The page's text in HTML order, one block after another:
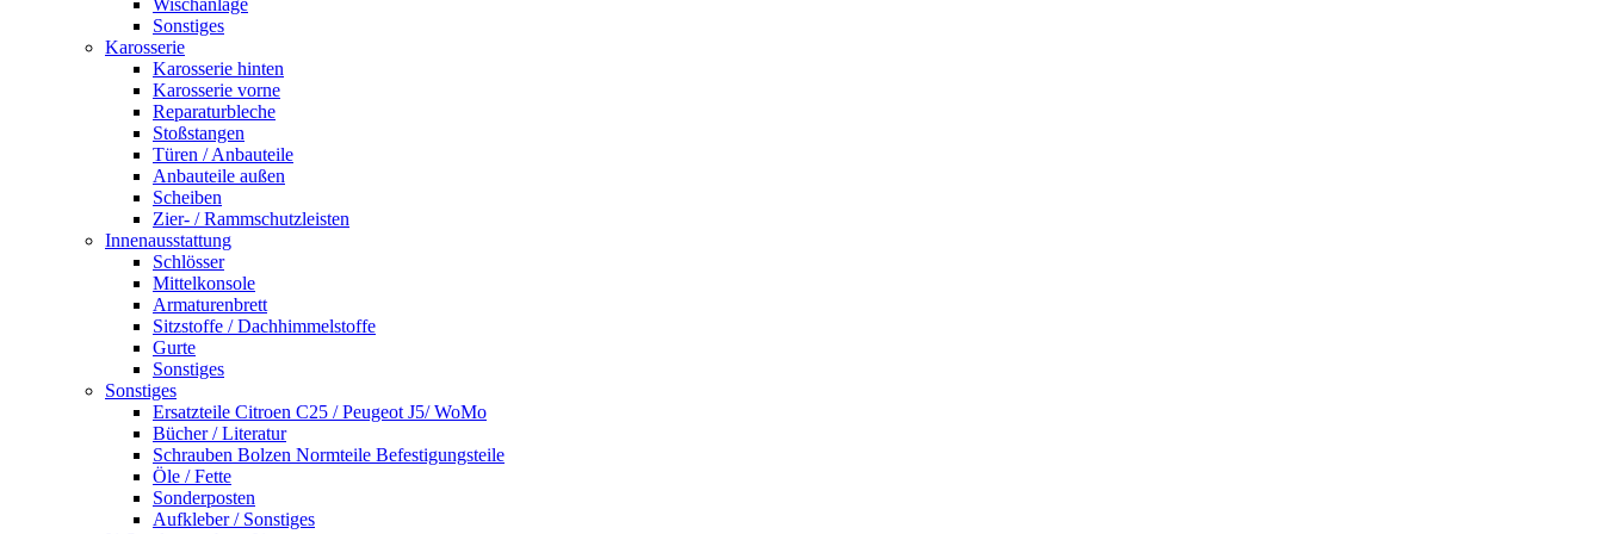
Sonstiges
Karosserie
Karosserie hinten
Karosserie vorne
Reparaturbleche
Stoßstangen
Türen / Anbauteile
Anbauteile außen
Scheiben
Zier- / Rammschutzleisten
Innenausstattung
Schlösser
Mittelkonsole
Armaturenbrett
Sitzstoffe / Dachhimmelstoffe
Gurte
Sonstiges
Sonstiges
Ersatzteile Citroen C25 / Peugeot J5/ WoMo
Bücher / Literatur
Schrauben Bolzen Normteile Befestigungsteile
Öle / Fette
Sonderposten
Aufkleber / Sonstiges